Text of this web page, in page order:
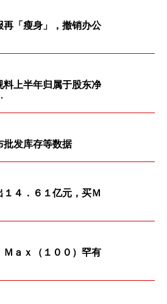
再「瘦身」，撤销办公
料上半年归属于股东净
批发库存等数据
１４．６１亿元，买Ｍ
Ｍａｘ（１００）罕有